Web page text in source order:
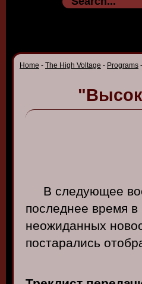
Home - The High Voltage - Programs -
В следующее
последнее время
неожиданных
постарались